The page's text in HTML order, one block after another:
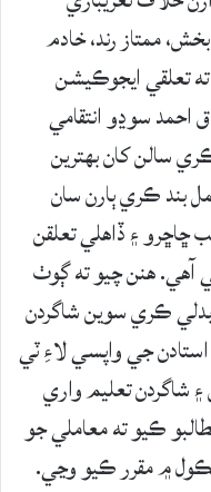
ممتاز رند، خادم
تعلقي ايجوڪيشن
احمد سوڍو انتقامي
سالن کان بهترين
بند ڪري ٻارن سان
۽ ڏاهلي تعلقن
آهي. هنن چيو ته ڳوٺ
ڪري سوين شاگردن
جي واپسي لاءِ ٽي
شاگردن تعليم واري
ڪيو ته معاملي جو
۾ مقرر ڪيو وڃي.